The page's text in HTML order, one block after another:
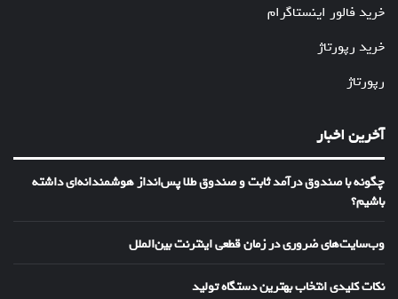
خرید فالور اینستاگرام
خرید رپورتاژ
رپورتاژ
آخرین اخبار
چگونه با صندوق درآمد ثابت و صندوق طلا پس‌انداز هوشمندانه‌ای داشته
باشیم؟
وب‌سایت‌های ضروری در زمان قطعی اینترنت بین‌الملل
نکات کلیدی انتخاب بهترین دستگاه تولید